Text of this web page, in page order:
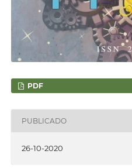
PDF
PUBLICADO
26-10-2020